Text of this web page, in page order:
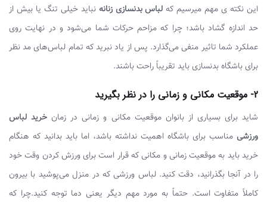
این نکته ی مهم میرسیم که لباس بدنسازی زنانه نباید خیلی تنگ یا بیش از
حد اندازه گشاد باشد؛ چرا که مزاحم حرکات شما می‌شود و در نهایت روی
عملکرد شما تاثیر منفی می‌گذارد. پس از یاد نبرید که تمام لباس‌های مد نظر
برای باشگاه بدنسازی باید تقریباً راحت باشند.
2- موقعیت مکانی و زمانی را در نظر بگیرید
شاید برای بسیاری از بانوان موقعیت مکانی و زمانی در زمان خرید لباس
ورزشی مناسب برای باشگاه اهمیت نداشته باشد، اما باید بدانید که هنگام
خرید باید به موقعیت زمانی و مکانی که قرار است برای ورزش کردن وقت خود
را در آنجا بگذرانید، دقت کنید. لباس ورزشی که در منزل می‌پوشید با بیرون
کاملاً متفاوت است. حتماً به مورد مهم دیگر یعنی دما توجه کنید.چرا که